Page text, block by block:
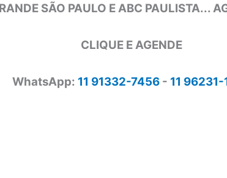
SÃO PAULO E ABC PAULISTA...
CLIQUE E AGENDE
WhatsApp: 11 91332-7456- 11